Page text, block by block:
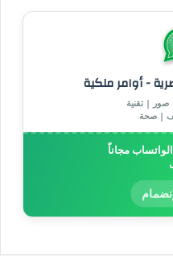
- أوامر ملكية
| تقنية
| صحة
مجاناً